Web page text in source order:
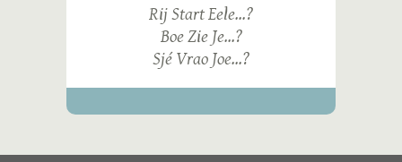
Rij Start Eele...?
Boe Zie Je...?
Sjé Vrao Joe...?